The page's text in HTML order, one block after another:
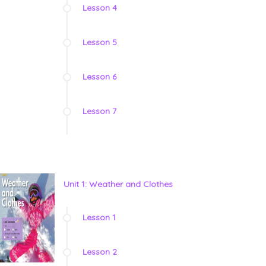
Lesson 4
Lesson 5
Lesson 6
Lesson 7
Unit 1: Weather and Clothes
Lesson 1
Lesson 2